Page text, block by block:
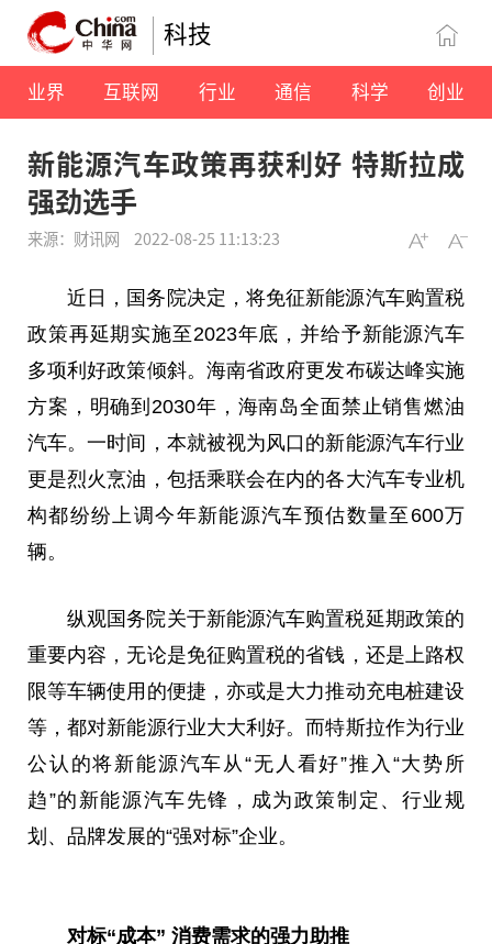
科技
业界 互联网 行业 通信 科学 创业
新能源汽车政策再获利好 特斯拉成
强劲选手
来源：财讯网 2022-08-25 11:13:23
近 日，国务院决定，将免征新能源汽车购置税
政策再延期实施至2023年底，并给予新能源汽车
多项利好政策倾斜。海南省政府更发布碳达峰实施
方案，明确到2030年，海南岛全面禁止销售燃油
汽车。一时间，本就被视为风口的新能源汽车行业
更是烈火烹油，包括乘联会在内的各大汽车专业机
构都纷纷上调今年新能源汽车预估数量至600万
辆。
纵观国务院关于新能源汽车购置税延期政策的
重要内容，无论是免征购置税的省钱，还是上路权
限等车辆使用的便捷，亦或是大力推动充电桩建设
等，都对新能源行业大大利好。而特斯拉作为行业
公认的将新能源汽车从“无人看好”推入“大势所
趋”的新能源汽车先锋，成为政策制定、行业规
划、品牌发展的“强对标”企业。
对标“成本” 消费需求的强力助推